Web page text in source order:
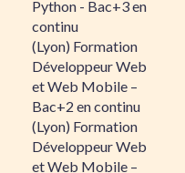
Python - Bac+3 en
continu
(Lyon) Formation
Développeur Web
et Web Mobile –
Bac+2 en continu
(Lyon) Formation
Développeur Web
et Web Mobile –